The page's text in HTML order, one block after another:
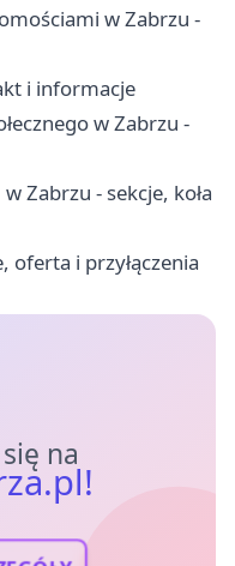
w Zabrzu -
i informacje
w Zabrzu -
Zabrzu - sekcje, koła
oferta i przyłączenia
na